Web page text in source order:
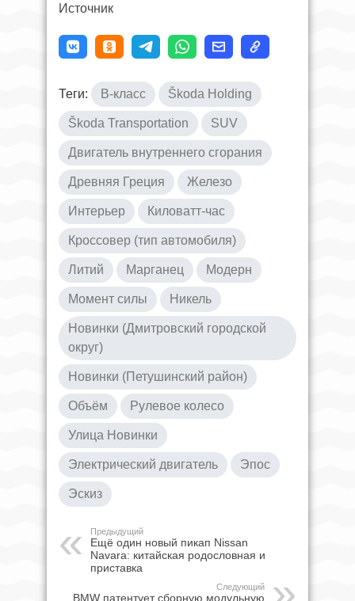
Источник
Теги: B-класс Škoda Holding
Škoda Transportation SUV
Двигатель внутреннего сгорания
Древняя Греция Железо
Интерьер Киловатт-час
Кроссовер (тип автомобиля)
Литий Марганец Модерн
Момент силы Никель
Новинки (Дмитровский городской
округ)
Новинки (Петушинский район)
Объём Рулевое колесо
Улица Новинки
Электрический двигатель Эпос
Эскиз
Предыдущий
Ещё один новый пикап Nissan
Navara: китайская родословная и
приставка
Следующий
BMW патентует сборную модульную